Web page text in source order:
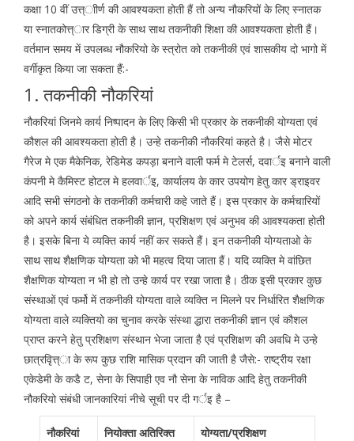
कक्षा 10 वीं उत्त्ाीर्ण की आवश्यकता होती हैं तो अन्य नौकरियों के लिए स्नातक
या स्नातकोत्त्ार डिग्री के साथ साथ तकनीकी शिक्षा की आवश्यकता होती हैं।
वर्तमान समय में उपलब्ध नौकरियो के स्त्रोत को तकनीकी एवं शासकीय दो भागो में
वर्गीकृत किया जा सकता हैं:-
1. तकनीकी नौकरियां
नौकरियां जिनमे कार्य निष्पादन के लिए किसी भी प्रकार के तकनीकी योग्यता एवं
कौशल की आवश्यकता होती है। उन्हे तकनीकी नौकरियां कहते है। जैसे मोटर
गैरेज मे एक मैकेनिक, रेडिमेड कपड़ा बनाने वाली फर्म मे टेलर्स, दवार्इ बनाने वाली
कंपनी मे कैमिस्ट होटल मे हलवार्इ, कार्यालय के कार उपयोग हेतु कार ड्राइवर
आदि सभी संगठनो के तकनीकी कर्मचारी कहे जाते हैं। इस प्रकार के कर्मचारियों
को अपने कार्य संबंधित तकनीकी ज्ञान, प्रशिक्षण एवं अनुभव की आवश्यकता होती
है। इसके बिना ये व्यक्ति कार्य नहीं कर सकते हैं। इन तकनीकी योग्यताओ के
साथ साथ शैक्षणिक योग्यता को भी महत्व दिया जाता हैं। यदि व्यक्ति मे वांछित
शैक्षणिक योग्यता न भी हो तो उन्हे कार्य पर रखा जाता है। ठीक इसी प्रकार कुछ
संस्थाओं एवं फर्मो में तकनीकी योग्यता वाले व्यक्ति न मिलने पर निर्धारित शैक्षणिक
योग्यता वाले व्यक्तियो का चुनाव करके संस्था द्धारा तकनीकी ज्ञान एवं कौशल
प्राप्त करने हेतु प्रशिक्षण संस्थान भेजा जाता है एवं प्रशिक्षण की अवधि मे उन्हे
छात्रवृित्त्ा के रूप कुछ राशि मासिक प्रदान की जाती है जैसे:- राष्ट्रीय रक्षा
एकेडेमी के कडै ट, सेना के सिपाही एव नौ सेना के नाविक आदि हेतु तकनीकी
नौकरियो संबंधी जानकारियां नीचे सूची पर दी गर्इ है –
नौकरियां नियोक्ता अतिरिक्त योग्यता/प्रशिक्षण